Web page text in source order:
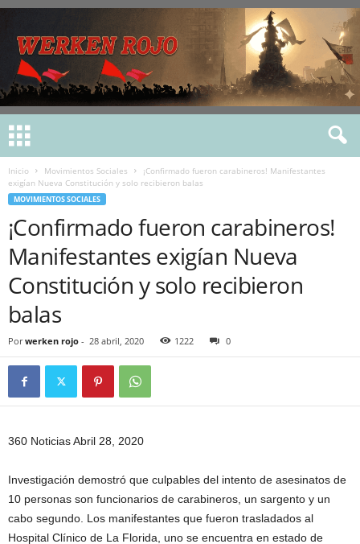
Inicio Movimientos Sociales
¡Confirmado fueron carabineros! Manifestantes
exigían Nueva Constitución y solo recibieron balas
MOVIMIENTOS SOCIALES
¡Confirmado fueron carabineros!
Manifestantes exigían Nueva
Constitución y solo recibieron
balas
Por werken rojo - 28 abril, 2020 1222 0
360 Noticias Abril 28, 2020
Investigación demostró que culpables del intento de asesinatos de
10 personas son funcionarios de carabineros, un sargento y un
cabo segundo. Los manifestantes que fueron trasladados al
Hospital Clínico de La Florida, uno se encuentra en estado de